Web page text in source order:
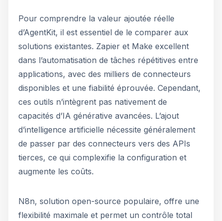
Pour comprendre la valeur ajoutée réelle
d’AgentKit, il est essentiel de le comparer aux
solutions existantes. Zapier et Make excellent
dans l’automatisation de tâches répétitives entre
applications, avec des milliers de connecteurs
disponibles et une fiabilité éprouvée. Cependant,
ces outils n’intègrent pas nativement de
capacités d’IA générative avancées. L’ajout
d’intelligence artificielle nécessite généralement
de passer par des connecteurs vers des APIs
tierces, ce qui complexifie la configuration et
augmente les coûts.
N8n, solution open-source populaire, offre une
flexibilité maximale et permet un contrôle total